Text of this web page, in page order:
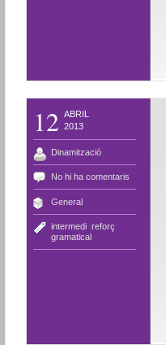
12 ABRIL
2013
Dinamització
No hi ha comentaris
General
intermedi, reforç
gramatical